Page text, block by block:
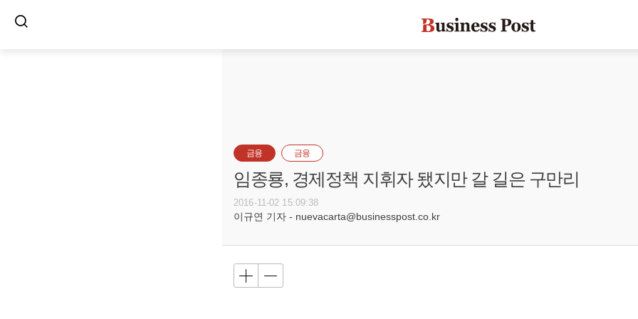
금융 금융
임종룡, 경제정책 지휘자 됐지만 갈 길은 구만리
2016-11-02 15:09:38
이규연 기자 - nuevacarta@businesspost.co.kr